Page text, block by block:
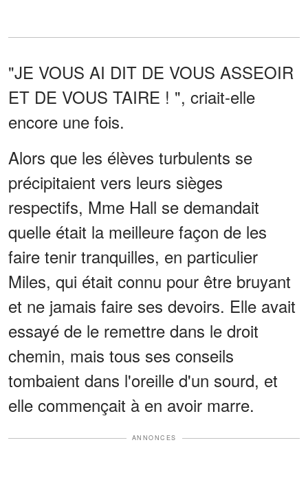
"JE VOUS AI DIT DE VOUS ASSEOIR
ET DE VOUS TAIRE ! ", criait-elle
encore une fois.
Alors que les élèves turbulents se
précipitaient vers leurs sièges
respectifs, Mme Hall se demandait
quelle était la meilleure façon de les
faire tenir tranquilles, en particulier
Miles, qui était connu pour être bruyant
et ne jamais faire ses devoirs. Elle avait
essayé de le remettre dans le droit
chemin, mais tous ses conseils
tombaient dans l'oreille d'un sourd, et
elle commençait à en avoir marre.
ANNONCES